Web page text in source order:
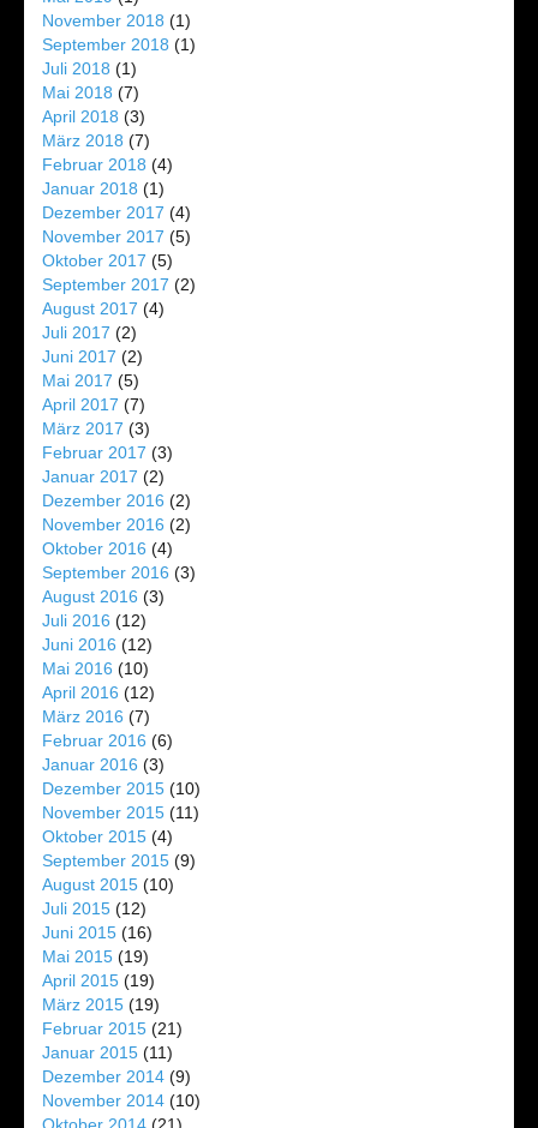
November 2018 (1)
September 2018 (1)
Juli 2018 (1)
Mai 2018 (7)
April 2018 (3)
März 2018 (7)
Februar 2018 (4)
Januar 2018 (1)
Dezember 2017 (4)
November 2017 (5)
Oktober 2017 (5)
September 2017 (2)
August 2017 (4)
Juli 2017 (2)
Juni 2017 (2)
Mai 2017 (5)
April 2017 (7)
März 2017 (3)
Februar 2017 (3)
Januar 2017 (2)
Dezember 2016 (2)
November 2016 (2)
Oktober 2016 (4)
September 2016 (3)
August 2016 (3)
Juli 2016 (12)
Juni 2016 (12)
Mai 2016 (10)
April 2016 (12)
März 2016 (7)
Februar 2016 (6)
Januar 2016 (3)
Dezember 2015 (10)
November 2015 (11)
Oktober 2015 (4)
September 2015 (9)
August 2015 (10)
Juli 2015 (12)
Juni 2015 (16)
Mai 2015 (19)
April 2015 (19)
März 2015 (19)
Februar 2015 (21)
Januar 2015 (11)
Dezember 2014 (9)
November 2014 (10)